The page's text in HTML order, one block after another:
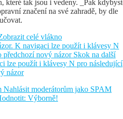
které tak jsou i vedeny. _Pak
značení na své zahradě, by dle
celé vlákno
K navigaci lze použít i klávesy N
předchozí nový názor Skok na další
lze použít i klávesy N pro následující
názor
Nahlásit moderátorům jako SPAM
Výborně!